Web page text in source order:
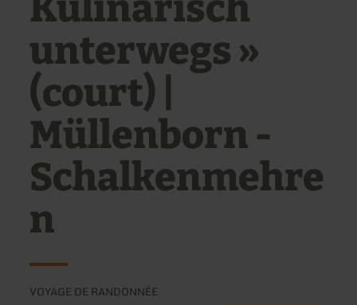
unterwegs »
(court) |
Müllenborn -
Schalkenmehre
n
VOYAGE DE RANDONNÉE